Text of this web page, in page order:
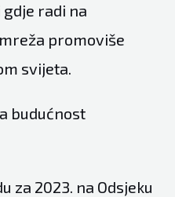
radi na
promoviše
svijeta.
budućnost
za 2023. na Odsjeku